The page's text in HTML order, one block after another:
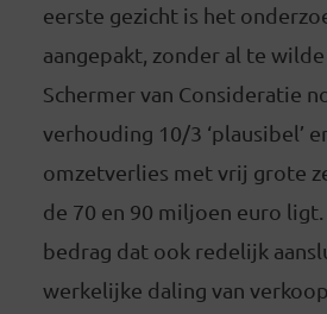
eerste gezicht is het
aangepakt, zonder al te
Schermer van Consideratie
verhouding 10/3 ‘plausibel’
omzetverlies met vrij grote
de 70 en 90 miljoen euro ligt.
bedrag dat ook redelijk
werkelijke daling van